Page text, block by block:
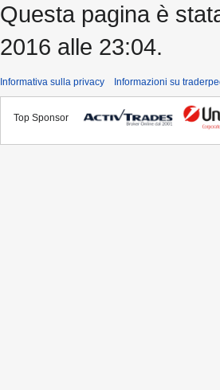
Questa pagina è
2016 alle 23:04.
Informativa sulla privacy Informazioni su
Top Sponsor